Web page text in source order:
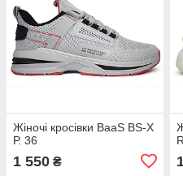
Жіночі кросівки BaaS BS-X
Р. 36
1 550 ₴